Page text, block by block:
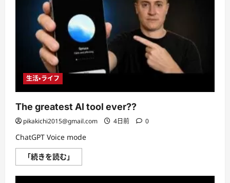
に
つ
い
て
さ
ら
に
む
生活・ライフ
The greatest AI tool ever??
pikakichi2015@gmail.com 4日前 0
ChatGPT Voice mode
「続きを読む」
greatest
tool